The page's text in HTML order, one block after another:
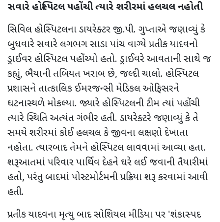
સવારે હોસ્પિટલ પહોંચી ત્યારે શરીરમાં હલચલ નહોતી
સિવિલ હોસ્પિટલના ડાયરેક્ટર જી.પી. ગુપ્તાએ જણાવ્યું કે
બુધવારે સવારે લગભગ સાડા પાંચ વાગ્યે પ્રતીક યાદવનો
ડ્રાઈવર હોસ્પિટલ પહોંચ્યો હતો. ડ્રાઈવરે આવતાની સાથે જ
કહ્યું, ભૈયાની તબિયત ખરાબ છે, જલ્દી ચાલો. હોસ્પિટલ
પ્રશાસને તાત્કાલિક ઈમરજન્સી મેડિકલ ઓફિસરને
ઘટનાસ્થળે મોકલ્યા. જ્યારે હોસ્પિટલની ટીમ ત્યાં પહોંચી
ત્યારે સ્થિતિ અત્યંત ગંભીર હતી. ડાયરેક્ટરે જણાવ્યું કે તે
સમયે શરીરમાં કોઈ હલચલ કે જીવના લક્ષણો દેખાતા
નહોતા. ત્યારબાદ તેમને હોસ્પિટલ લાવવામાં આવ્યા હતા.
શરૂઆતમાં પરિવાર પાર્થિવ દેહને ઘરે લઈ જવાની તૈયારીમાં
હતો, પરંતુ બાદમાં પોસ્ટમોર્ટમની પ્રક્રિયા શરૂ કરવામાં આવી
હતી.
પ્રતીક યાદવના મૃત્યુ બાદ સોશિયલ મીડિયા પર 'શંકાસ્પદ